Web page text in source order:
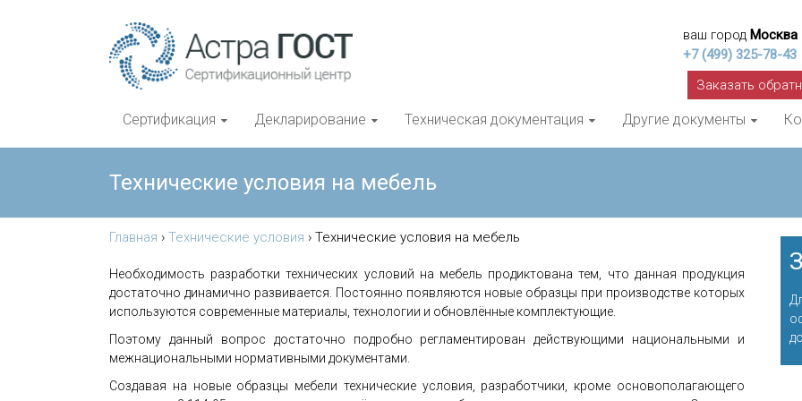
ваш город Москва
+7 (499) 325-78-43
Заказать
Сертификация Декларирование Техническая документация Другие документы
Технические условия на мебель
Главная › Технические условия › Технические условия на мебель
Необходимость разработки технических условий на мебель продиктована тем, что данная продукция
достаточно динамично развивается. Постоянно появляются новые образцы при производстве которых
используются современные материалы, технологии и обновлённые комплектующие.
Поэтому данный вопрос достаточно подробно регламентирован действующими национальными и
межнациональными нормативными документами.
Создавая на новые образцы мебели технические условия, разработчики, кроме основополагающего